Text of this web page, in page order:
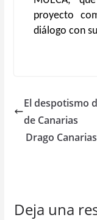
proyecto
diálogo con
El despotismo
de Canarias
Drago
Deja una